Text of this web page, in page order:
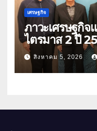
เศรษฐกิจ
ภาวะเศรษฐกิจ
ไตรมาส 2 ปี
ราคาพลังงาน
สิงหาคม 5, 2026